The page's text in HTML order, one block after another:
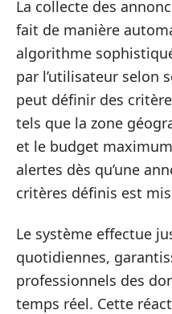
La collecte des
fait de manière
algorithme
par l’utilisateur selon
peut définir des
tels que la zone
et le budget
alertes dès qu’une
critères définis est
Le système effectue
quotidiennes,
professionnels des
temps réel. Cette